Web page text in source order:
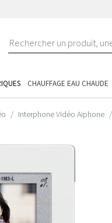
CHAUFFAGE EAU CHAUDE
Interphone Vidéo Aiphone